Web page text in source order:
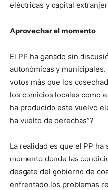
eléctricas y capital
Aprovechar el momento
El PP ha ganado sin
autonómicas y
votos más que los
los comicios locales como
ha producido este vuelvo
ha vuelto de derechas”?
La realidad es que el PP ha
momento donde las
desgate del gobierno de
enfrentado los problemas